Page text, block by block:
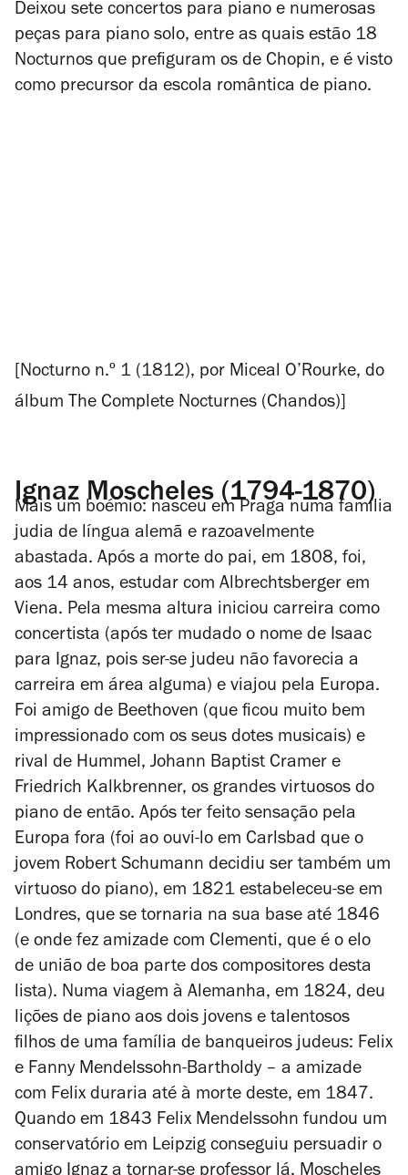
Deixou sete concertos para piano e numerosas
peças para piano solo, entre as quais estão 18
Nocturnos que prefiguram os de Chopin, e é visto
como precursor da escola romântica de piano.
Nocturno n.º 1 (1812), por Miceal O’Rourke, do
álbum The Complete Nocturnes (Chandos)]
Ignaz Moscheles (1794-1870)
Mais um boémio: nasceu em Praga numa família
judia de língua alemã e razoavelmente
abastada. Após a morte do pai, em 1808, foi,
aos 14 anos, estudar com Albrechtsberger em
Viena. Pela mesma altura iniciou carreira como
concertista (após ter mudado o nome de Isaac
para Ignaz, pois ser-se judeu não favorecia a
carreira em área alguma) e viajou pela Europa.
Foi amigo de Beethoven (que ficou muito bem
impressionado com os seus dotes musicais) e
rival de Hummel, Johann Baptist Cramer e
Friedrich Kalkbrenner, os grandes virtuosos do
piano de então. Após ter feito sensação pela
Europa fora (foi ao ouvi-lo em Carlsbad que o
jovem Robert Schumann decidiu ser também um
virtuoso do piano), em 1821 estabeleceu-se em
Londres, que se tornaria na sua base até 1846
(e onde fez amizade com Clementi, que é o elo
de união de boa parte dos compositores desta
lista). Numa viagem à Alemanha, em 1824, deu
lições de piano aos dois jovens e talentosos
filhos de uma família de banqueiros judeus: Felix
e Fanny Mendelssohn-Bartholdy – a amizade
com Felix duraria até à morte deste, em 1847.
Quando em 1843 Felix Mendelssohn fundou um
conservatório em Leipzig conseguiu persuadir o